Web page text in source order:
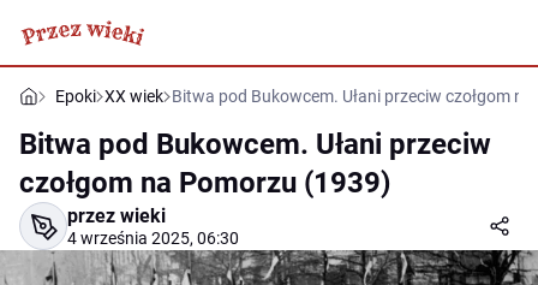
Epoki XX wiek Bitwa pod Bukowcem. Ułani przeciw czołgom
Bitwa pod Bukowcem. Ułani przeciw
czołgom na Pomorzu (1939)
przez wieki
4 września 2025, 06:30